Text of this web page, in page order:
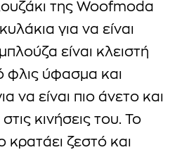
της Woofmoda
για να είναι
είναι κλειστή
φλις ύφασμα και
να είναι πιο άνετο και
κινήσεις του. Το
ζεστό και